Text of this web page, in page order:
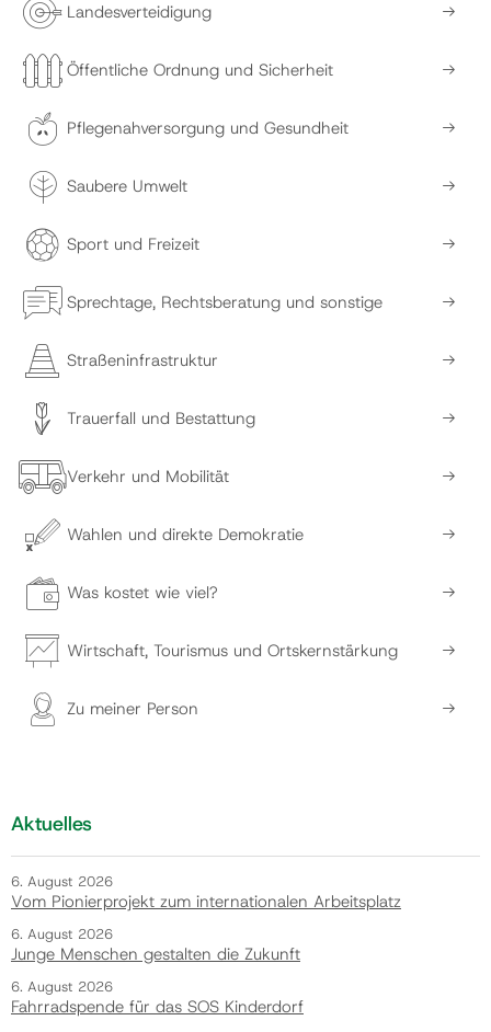
Landesverteidigung
Öffentliche Ordnung und Sicherheit
Pflegenahversorgung und Gesundheit
Saubere Umwelt
Sport und Freizeit
Sprechtage, Rechtsberatung und sonstige
Straßeninfrastruktur
Trauerfall und Bestattung
Verkehr und Mobilität
Wahlen und direkte Demokratie
Was kostet wie viel?
Wirtschaft, Tourismus und Ortskernstärkung
Zu meiner Person
Aktuelles
6. August 2026
Vom Pionierprojekt zum internationalen Arbeitsplatz
6. August 2026
Junge Menschen gestalten die Zukunft
6. August 2026
Fahrradspende für das SOS Kinderdorf